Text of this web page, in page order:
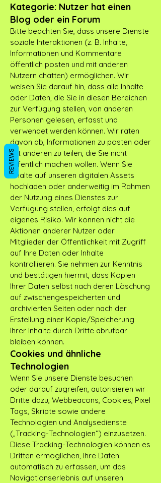
Kategorie: Nutzer hat einen
Blog oder ein Forum
Bitte beachten Sie, dass unsere Dienste
soziale Interaktionen (z. B. Inhalte,
Informationen und Kommentare
öffentlich posten und mit anderen
Nutzern chatten) ermöglichen. Wir
weisen Sie darauf hin, dass alle Inhalte
oder Daten, die Sie in diesen Bereichen
zur Verfügung stellen, von anderen
Personen gelesen, erfasst und
verwendet werden können. Wir raten
davon ab, Informationen zu posten oder
mit anderen zu teilen, die Sie nicht
öffentlich machen wollen. Wenn Sie
Inhalte auf unseren digitalen Assets
hochladen oder anderweitig im Rahmen
der Nutzung eines Dienstes zur
Verfügung stellen, erfolgt dies auf
eigenes Risiko. Wir können nicht die
Aktionen anderer Nutzer oder
Mitglieder der Öffentlichkeit mit Zugriff
auf Ihre Daten oder Inhalte
kontrollieren. Sie nehmen zur Kenntnis
und bestätigen hiermit, dass Kopien
Ihrer Daten selbst nach deren Löschung
auf zwischengespeicherten und
archivierten Seiten oder nach der
Erstellung einer Kopie/Speicherung
Ihrer Inhalte durch Dritte abrufbar
bleiben können.
Cookies und ähnliche
Technologien
Wenn Sie unsere Dienste besuchen
oder darauf zugreifen, autorisieren wir
Dritte dazu, Webbeacons, Cookies, Pixel
Tags, Skripte sowie andere
Technologien und Analysedienste
(„Tracking-Technologien“) einzusetzen.
Diese Tracking-Technologien können es
Dritten ermöglichen, Ihre Daten
automatisch zu erfassen, um das
Navigationserlebnis auf unseren
REVIEWS